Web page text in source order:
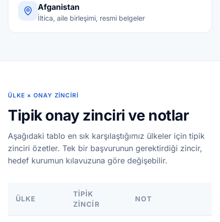
Afganistan
İltica, aile birleşimi, resmi belgeler
ÜLKE × ONAY ZINCIRI
Tipik onay zinciri ve notlar
Aşağıdaki tablo en sık karşılaştığımız ülkeler için tipik
zinciri özetler. Tek bir başvurunun gerektirdiği zincir,
hedef kurumun kılavuzuna göre değişebilir.
ÜLKE
TIPIK
ZINCIR
NOT